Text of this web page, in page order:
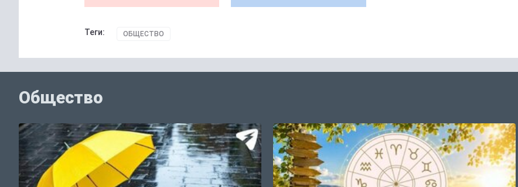
Теги: ОБЩЕСТВО
Общество